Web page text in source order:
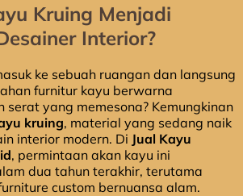
Kruing Menjadi
Interior?
ke sebuah ruangan dan langsung
furnitur kayu berwarna
serat yang memesona? Kemungkinan
kruing, material yang sedang naik
interior modern. Di Jual Kayu
, permintaan akan kayu ini
dua tahun terakhir, terutama
custom bernuansa alam.